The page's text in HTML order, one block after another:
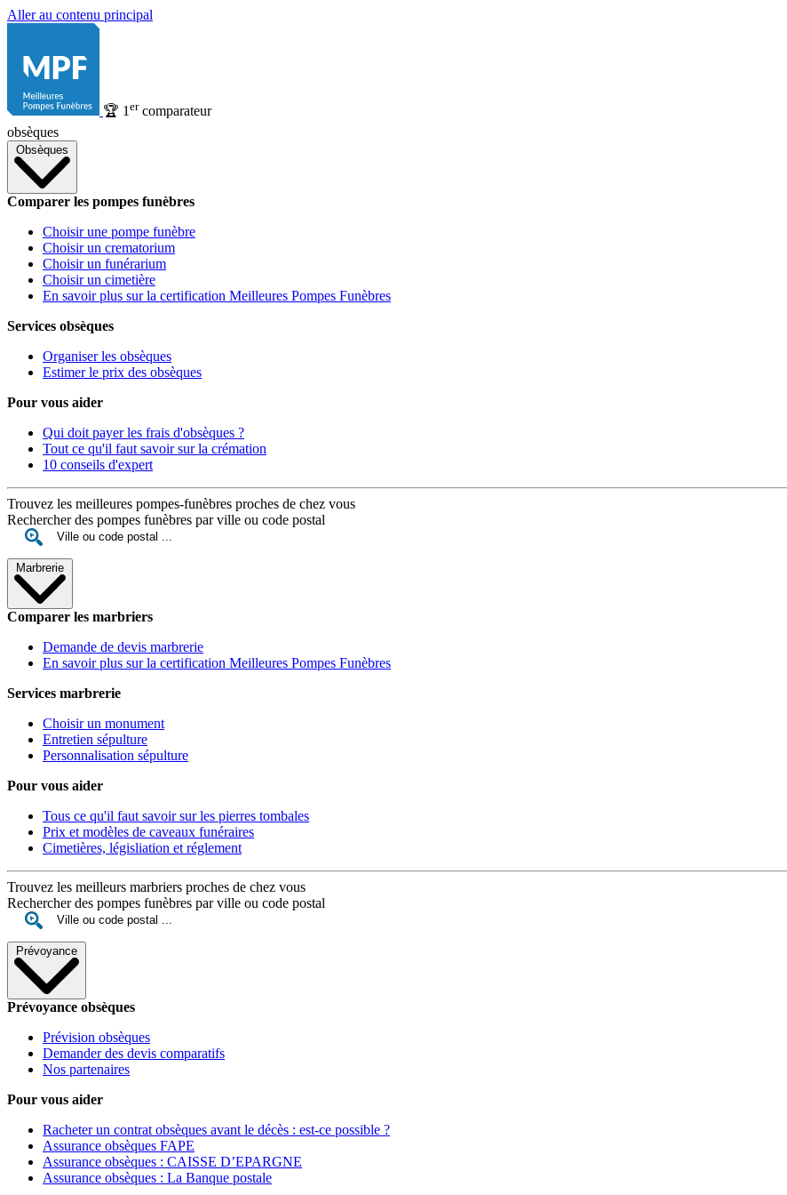
Aller au contenu principal
🏆 1 ercomparateur
obsèques
Obsèques
Comparer les pompes funèbres
Choisir une pompe funèbre
Choisir un crematorium
Choisir un funérarium
Choisir un cimetière
En savoir plus sur la certification Meilleures Pompes Funèbres
Services obsèques
Organiser les obsèques
Estimer le prix des obsèques
Pour vous aider
Qui doit payer les frais d'obsèques ?
Tout ce qu'il faut savoir sur la crémation
10 conseils d'expert
Trouvez les meilleures pompes-funèbres proches de chez vous
Rechercher des pompes funèbres par ville ou code postal
Marbrerie
Comparer les marbriers
Demande de devis marbrerie
En savoir plus sur la certification Meilleures Pompes Funèbres
Services marbrerie
Choisir un monument
Entretien sépulture
Personnalisation sépulture
Pour vous aider
Tous ce qu'il faut savoir sur les pierres tombales
Prix et modèles de caveaux funéraires
Cimetières, législiation et réglement
Trouvez les meilleurs marbriers proches de chez vous
Rechercher des pompes funèbres par ville ou code postal
Prévoyance
Prévoyance obsèques
Prévision obsèques
Demander des devis comparatifs
Nos partenaires
Pour vous aider
Racheter un contrat obsèques avant le décès : est-ce possible ?
Assurance obsèques FAPE
Assurance obsèques : CAISSE D’EPARGNE
Assurance obsèques : La Banque postale